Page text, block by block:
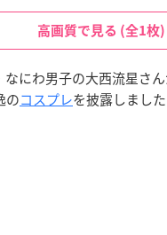
高画質で見る (全1枚)
なにわ男子の大西流星さ
のコスプレを披露しました